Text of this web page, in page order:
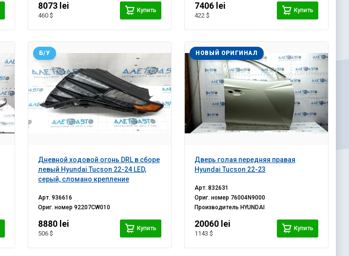
8073 lei
460 $
Купить 7406 lei
422 $
Купить
Дневной ходовой огонь DRL в сборе
левый Hyundai Tucson 22-24 LED,
серый, сломано крепление
Б/У
Арт. 936616
Ориг. номер 92207CW010
8880 lei
506 $
Купить
Дверь голая передняя правая
Hyundai Tucson 22-23
НОВЫЙ ОРИГИНАЛ
Арт.832631
Ориг. номер 76004N9000
ПроизводительHYUNDAI
20060 lei
1143 $
Купить